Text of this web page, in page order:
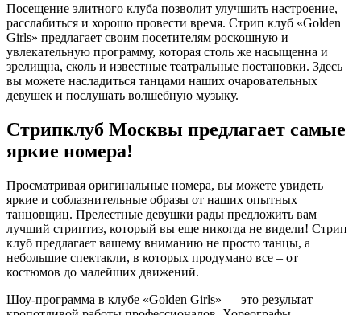
Посещение элитного клуба позволит улучшить настроение,
расслабиться и хорошо провести время. Стрип клуб «Golden
Girls» предлагает своим посетителям роскошную и
увлекательную программу, которая столь же насыщенна и
зрелищна, сколь и известные театральные постановки. Здесь
вы можете насладиться танцами наших очаровательных
девушек и послушать волшебную музыку.
Стрипклуб Москвы предлагает самые
яркие номера!
Просматривая оригинальные номера, вы можете увидеть
яркие и соблазнительные образы от наших опытных
танцовщиц. Прелестные девушки рады предложить вам
лучший стриптиз, который вы еще никогда не видели! Стрип
клуб предлагает вашему вниманию не просто танцы, а
небольшие спектакли, в которых продумано все – от
костюмов до малейших движений.
Шоу-программа в клубе «Golden Girls» — это результат